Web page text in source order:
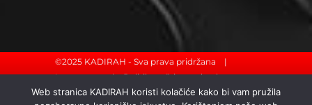
©2025 KADIRAH - Sva prava pridržana |
Impressum|Politika zaštite podataka
Web stranica KADIRAH koristi kolačiće kako bi vam pružila